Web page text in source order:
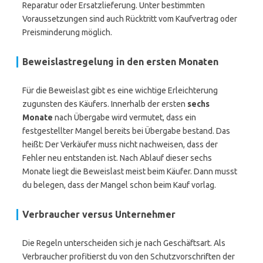
Reparatur oder Ersatzlieferung. Unter bestimmten
Voraussetzungen sind auch Rücktritt vom Kaufvertrag oder
Preisminderung möglich.
Beweislastregelung in den ersten Monaten
Für die Beweislast gibt es eine wichtige Erleichterung
zugunsten des Käufers. Innerhalb der ersten sechs
Monate nach Übergabe wird vermutet, dass ein
festgestellter Mangel bereits bei Übergabe bestand. Das
heißt: Der Verkäufer muss nicht nachweisen, dass der
Fehler neu entstanden ist. Nach Ablauf dieser sechs
Monate liegt die Beweislast meist beim Käufer. Dann musst
du belegen, dass der Mangel schon beim Kauf vorlag.
Verbraucher versus Unternehmer
Die Regeln unterscheiden sich je nach Geschäftsart. Als
Verbraucher profitierst du von den Schutzvorschriften der